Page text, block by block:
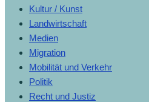
Kultur / Kunst
Landwirtschaft
Medien
Migration
Mobilität und Verkehr
Politik
Recht und Justiz